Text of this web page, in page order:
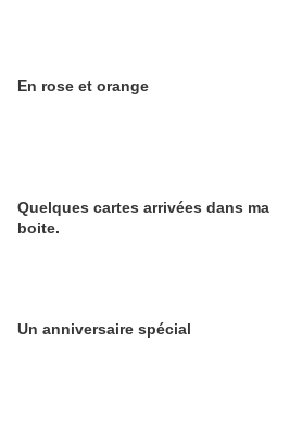
En rose et orange
Quelques cartes arrivées dans ma
boite.
Un anniversaire spécial